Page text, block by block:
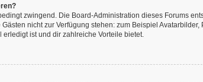
zwingend. Die Board-Administration dieses Forums
nicht zur Verfügung stehen: zum Beispiel
ist und dir zahlreiche Vorteile bietet.